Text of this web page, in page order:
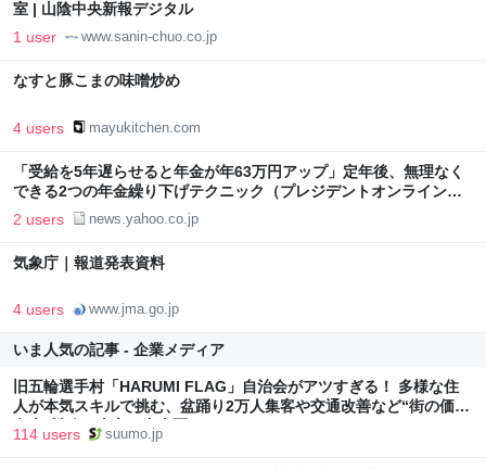
室 | 山陰中央新報デジタル
1 user www.sanin-chuo.co.jp
なすと豚こまの味噌炒め
4 users mayukitchen.com
「受給を5年遅らせると年金が年63万円アップ」定年後、無理なく
できる2つの年金繰り下げテクニック（プレジデントオンライン） -
Yahoo!ニュース
2 users news.yahoo.co.jp
気象庁｜報道発表資料
4 users www.jma.go.jp
いま人気の記事 - 企業メディア
旧五輪選手村「HARUMI FLAG」自治会がアツすぎる！ 多様な住
人が本気スキルで挑む、盆踊り2万人集客や交通改善など“街の価値
向上”戦略 東京・中央区
114 users suumo.jp